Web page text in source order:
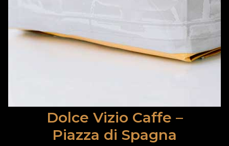
Dolce Vizio Caffe –
Piazza di Spagna